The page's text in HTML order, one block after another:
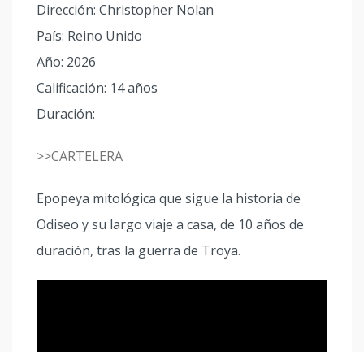
Dirección: Christopher Nolan
País: Reino Unido
Año: 2026
Calificación: 14 años
Duración:
>>CARTELERA
Epopeya mitológica que sigue la historia de
Odiseo y su largo viaje a casa, de 10 años de
duración, tras la guerra de Troya.